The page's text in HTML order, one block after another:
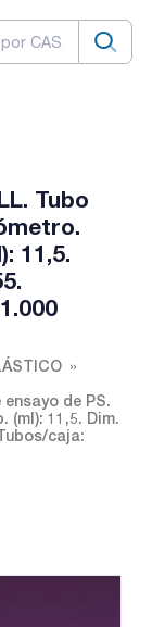
Tubo
11,5.
de PS.
(ml): 11,5. Dim.
caja: